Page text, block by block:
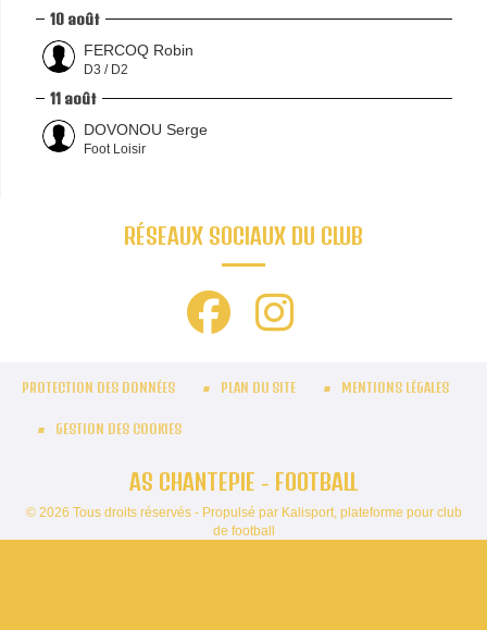
10 août
FERCOQ Robin
D3 / D2
11 août
DOVONOU Serge
Foot Loisir
RÉSEAUX SOCIAUX DU CLUB
PROTECTION DES DONNÉES PLAN DU SITE MENTIONS LÉGALES
GESTION DES COOKIES
AS CHANTEPIE - FOOTBALL
© 2026 Tous droits réservés - Propulsé par Kalisport, plateforme pour club
de football